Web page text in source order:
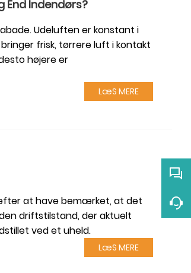
End Indendørs?
Udeluften er konstant i
frisk, tørrere luft i kontakt
højere er
LæS MERE
at have bemærket, at det
driftstilstand, der aktuelt
ved et uheld.
LæS MERE